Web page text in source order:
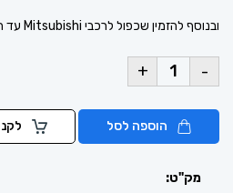
ובנוסף להזמין שכפול לרכבי Mitsubishi עד הבית.
-
+
הוספה לסל
מק"ט: